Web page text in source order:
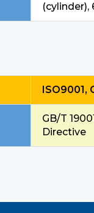
ISO9001,
GB/T
Directive